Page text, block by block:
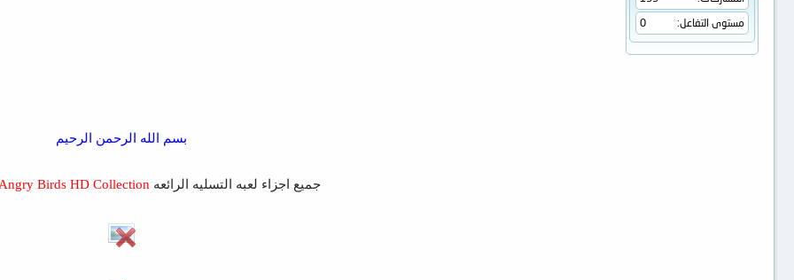
مستوى التفاعل
0
بسم الله الرحمن الرحيم
جميع اجزاء لعبه التسليه الرائعه Birds HD Collection